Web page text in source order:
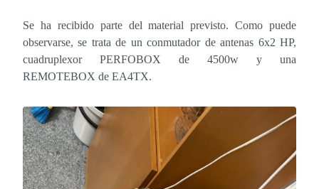
Se ha recibido parte del material previsto. Como puede
observarse, se trata de un conmutador de antenas 6x2 HP,
cuadruplexor PERFOBOX de 4500w y una
REMOTEBOX de EA4TX.